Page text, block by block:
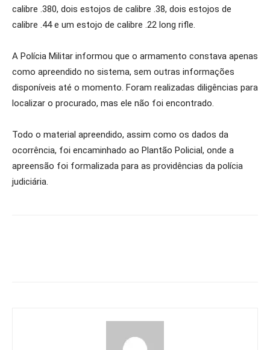
calibre .380, dois estojos de calibre .38, dois estojos de
calibre .44 e um estojo de calibre .22 long rifle.
A Polícia Militar informou que o armamento constava apenas
como apreendido no sistema, sem outras informações
disponíveis até o momento. Foram realizadas diligências para
localizar o procurado, mas ele não foi encontrado.
Todo o material apreendido, assim como os dados da
ocorrência, foi encaminhado ao Plantão Policial, onde a
apreensão foi formalizada para as providências da polícia
judiciária.